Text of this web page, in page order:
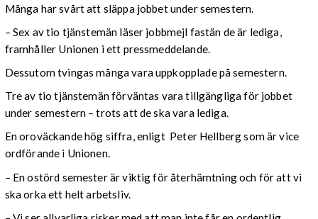
Många har svårt att släppa jobbet under semestern.
– Sex av tio tjänstemän läser jobbmejl fastän de är lediga,
framhåller Unionen i ett pressmeddelande.
Dessutom tvingas många vara uppkopplade på semestern.
Tre av tio tjänstemän förväntas vara tillgängliga för jobbet
under semestern – trots att de ska vara lediga.
En oroväckande hög siffra, enligt Peter Hellberg som är vice
ordförande i Unionen.
– En ostörd semester är viktig för återhämtning och för att vi
ska orka ett helt arbetsliv.